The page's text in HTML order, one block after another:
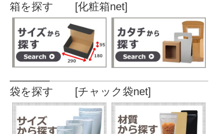
箱を探す [化粧箱net]
袋を探す [チャック袋net]